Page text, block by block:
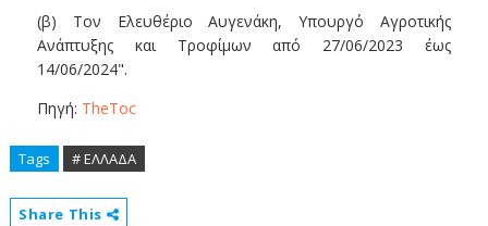
(β) Τον Ελευθέριο Αυγενάκη, Υπουργό Αγροτικής
Ανάπτυξης και Τροφίμων από 27/06/2023 έως
14/06/2024".
Πηγή: TheToc
Tags # ΕΛΛΑΔΑ
Share This